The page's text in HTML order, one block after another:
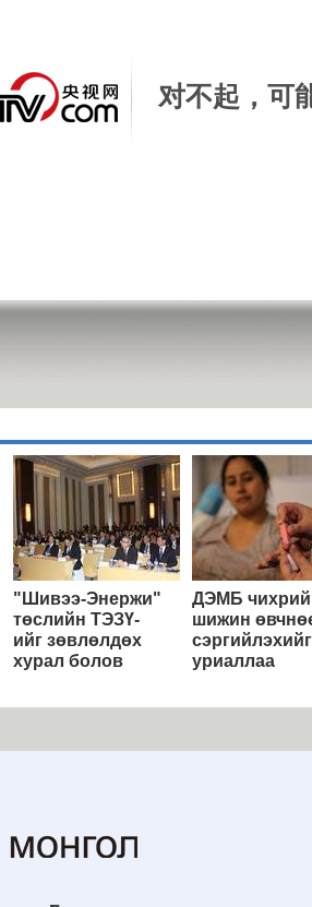
对不起，可
"Шивээ-Энержи"
төслийн ТЭЗҮ-
ийг зөвлөлдөх
хурал болов
ДЭМБ
шижин
сэргийлэхийг
уриаллаа